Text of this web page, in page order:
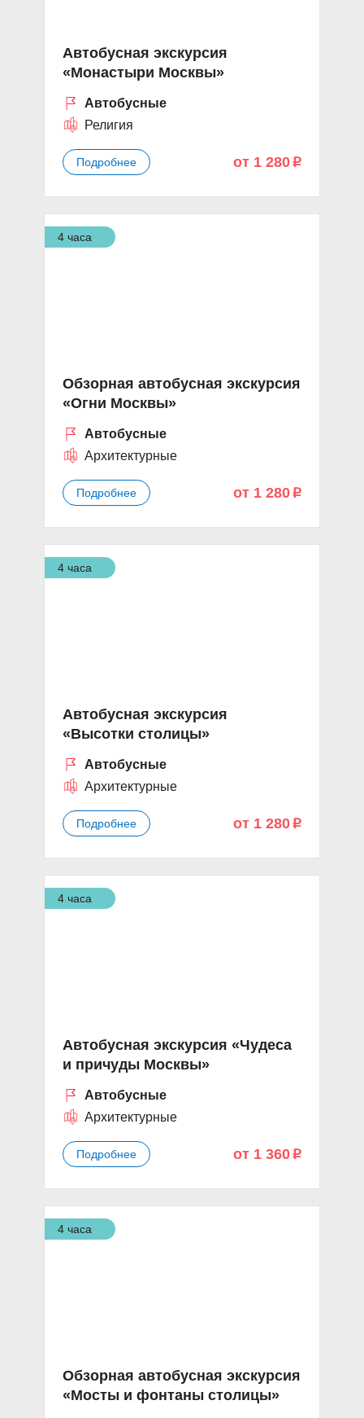
Автобусная экскурсия
«Монастыри Москвы»
Автобусные
Религия
Подробнее от 1 280 p
4 часа
Обзорная автобусная экскурсия
«Огни Москвы»
Автобусные
Архитектурные
Подробнее от 1 280 p
4 часа
Автобусная экскурсия
«Высотки столицы»
Автобусные
Архитектурные
Подробнее от 1 280 p
4 часа
Автобусная экскурсия «Чудеса
и причуды Москвы»
Автобусные
Архитектурные
Подробнее от 1 360 p
4 часа
Обзорная автобусная экскурсия
«Мосты и фонтаны столицы»